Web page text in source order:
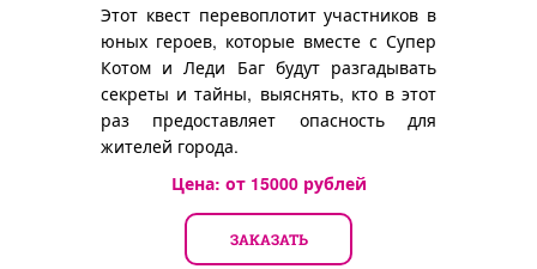
Этот квест перевоплотит участников в
юных героев, которые вместе с Супер
Котом и Леди Баг будут разгадывать
секреты и тайны, выяснять, кто в этот
раз предоставляет опасность для
жителей города.
Цена: от 15000рублей
ЗАКАЗАТЬ